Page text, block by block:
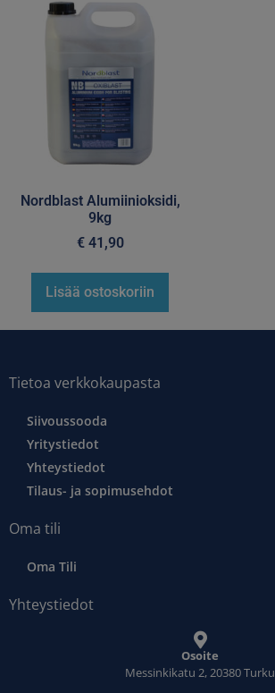
Nordblast Alumiinioksidi,
9kg
€41,90
Lisää ostoskoriin
Tietoa verkkokaupasta
Siivoussooda
Yritystiedot
Yhteystiedot
Tilaus- ja sopimusehdot
Oma tili
Oma Tili
Yhteystiedot
Osoite
Messinkikatu 2, 20380 Turku